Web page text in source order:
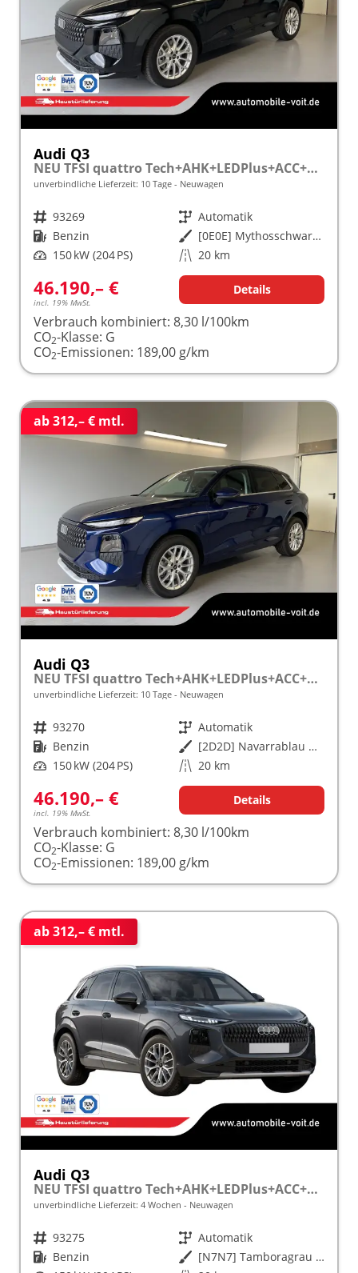
Audi Q3
NEU TFSI quattro Tech+AHK+LEDPlus+ACC+Kamera+Alu18+Volllack
unverbindliche Lieferzeit: 10 Tage Neuwagen
Fahrzeugnr. 93269 Getriebe Automatik
Kraftstoff Benzin Außenfarbe
[0E0E] Mythosschwarz Metallic
Leistung 150 kW (204 PS) Kilometerstand 20 km
46.190,– €
incl. 19% MwSt.
Details
Verbrauch kombiniert: 8,30 l/100km
CO2-Klasse: G
CO2-Emissionen: 189,00 g/km
ab 312,– € mtl.
Audi Q3
NEU TFSI quattro Tech+AHK+LEDPlus+ACC+Kamera+Alu18+Volllack
unverbindliche Lieferzeit: 10 Tage Neuwagen
Fahrzeugnr. 93270 Getriebe Automatik
Kraftstoff Benzin Außenfarbe
[2D2D] Navarrablau Metallic
Leistung 150 kW (204 PS) Kilometerstand 20 km
46.190,– €
incl. 19% MwSt.
Details
Verbrauch kombiniert: 8,30 l/100km
CO2-Klasse: G
CO2-Emissionen: 189,00 g/km
ab 312,– € mtl.
Audi Q3
NEU TFSI quattro Tech+AHK+LEDPlus+ACC+Kamera+Alu18+Volllack
unverbindliche Lieferzeit: 4 Wochen Neuwagen
Fahrzeugnr. 93275 Getriebe Automatik
Kraftstoff Benzin Außenfarbe
[N7N7] Tamboragrau Metallic